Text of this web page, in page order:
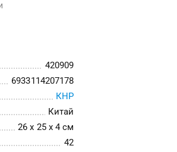
420909
6933114207178
КНР
Китай
26 x 25 x 4 см
42